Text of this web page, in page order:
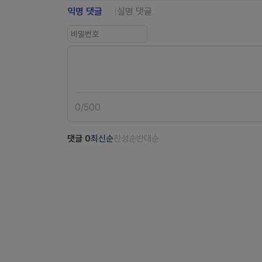
익명 댓글 실명 댓글
0/500
댓글 0최신순찬성순반대순